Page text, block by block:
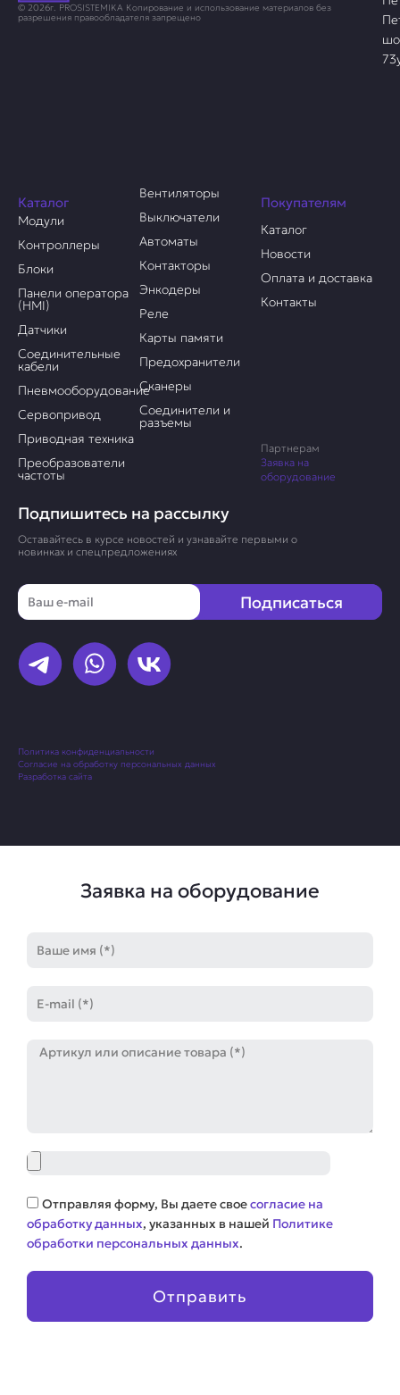
© 2026г. PROSISTEMIKA Копирование и использование материалов без
разрешения правообладателя запрещено
Подпишитесь на рассылку
Оставайтесь в курсе новостей и узнавайте первыми о
новинках и спецпредложениях
Email
Подписаться
Политика конфиденциальности
Согласие на обработку персональных данных
Разработка сайта
Каталог
Модули
Контроллеры
Блоки
Панели оператора
(HMI)
Датчики
Соединительные
кабели
Пневмооборудование
Сервопривод
Приводная техника
Преобразователи
частоты
Вентиляторы
Выключатели
Автоматы
Контакторы
Энкодеры
Реле
Карты памяти
Предохранители
Сканеры
Соединители и
разъемы
Покупателям
Каталог
Новости
Оплата и доставка
Контакты
Партнерам
Заявка на
оборудование
Заявка на оборудование
mail
Артикул
Файл
Соглашение
Отправляя форму, Вы даете своесогласие на
обработку данных, указанных в нашей Политике
обработки персональных данных.
Отправить